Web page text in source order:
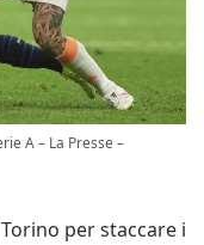
A – La Presse –
per staccare i